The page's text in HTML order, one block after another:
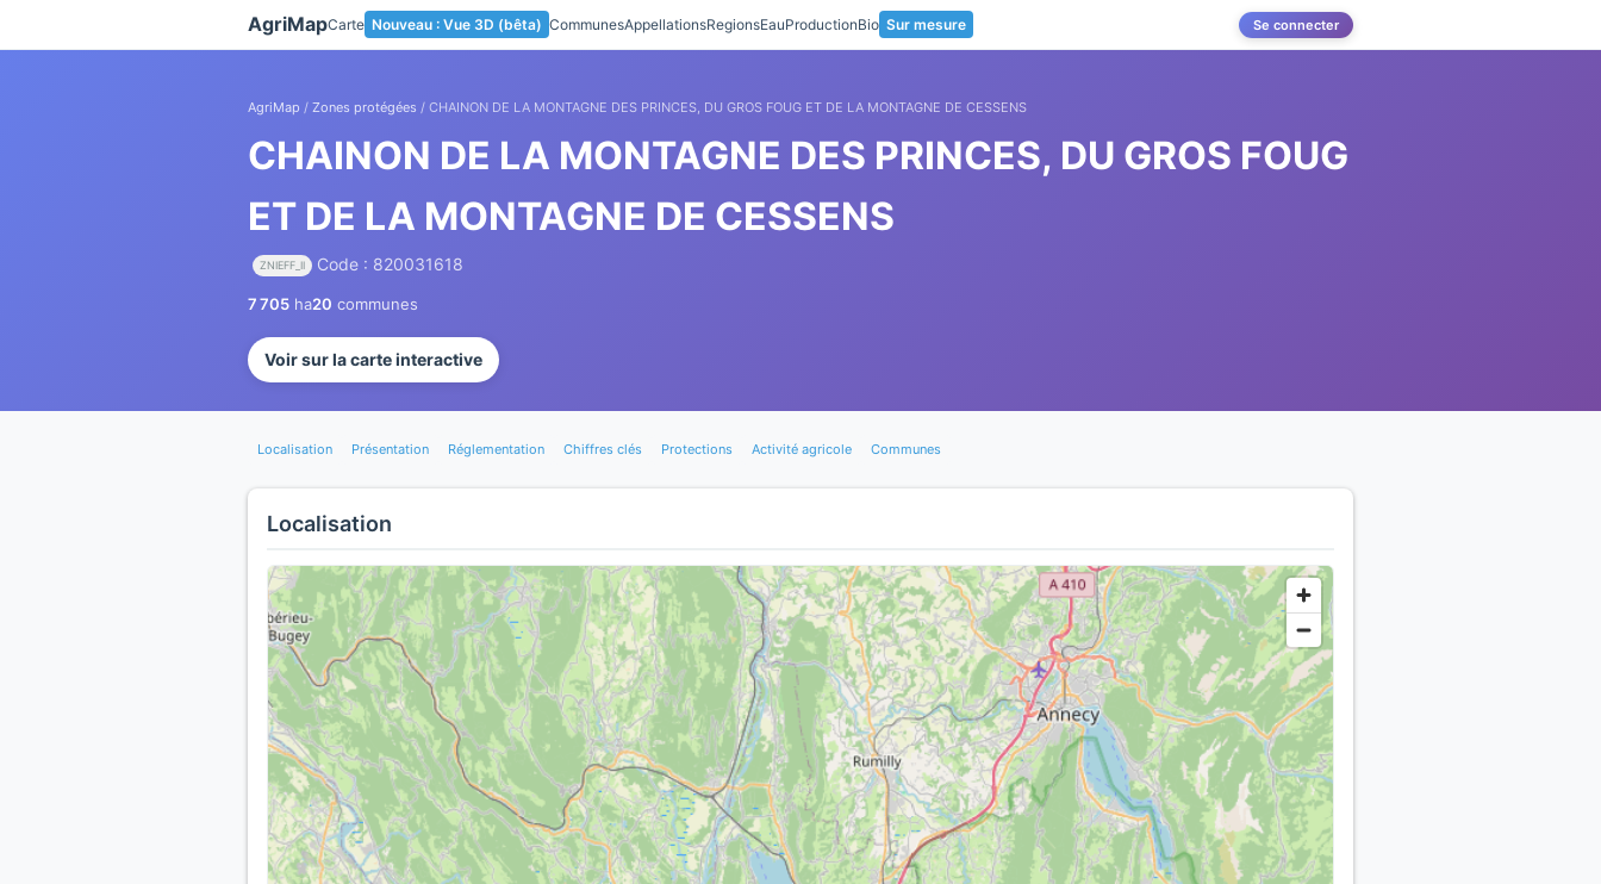
AgriMapCarte Nouveau : Vue 3D (bêta) CommunesAppellationsRegionsEauProductionBio Sur mesure Se connecter
AgriMap / Zones protégées / CHAINON DE LA MONTAGNE DES PRINCES, DU GROS FOUG ET DE LA MONTAGNE DE CESSENS
CHAINON DE LA MONTAGNE DES PRINCES, DU GROS FOUG
ET DE LA MONTAGNE DE CESSENS
ZNIEFF_II Code : 820031618
7 705 ha20 communes
Voir sur la carte interactive
Localisation Présentation Réglementation Chiffres clés Protections Activité agricole Communes
Localisation
Panneau de gestion des cookies